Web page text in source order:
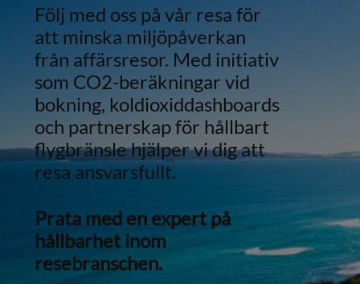
Följ med oss ​​på vår resa för
att minska miljöpåverkan
från affärsresor. Med initiativ
som CO2-beräkningar vid
bokning, koldioxiddashboards
och partnerskap för hållbart
flygbränsle hjälper vi dig att
resa ansvarsfullt.
Prata med en expert på
hållbarhet inom
resebranschen.